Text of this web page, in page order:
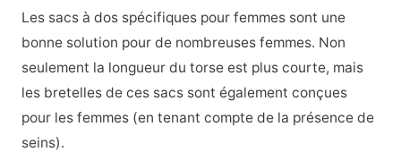
Les sacs à dos spécifiques pour femmes sont une
bonne solution pour de nombreuses femmes. Non
seulement la longueur du torse est plus courte, mais
les bretelles de ces sacs sont également conçues
pour les femmes (en tenant compte de la présence de
seins).